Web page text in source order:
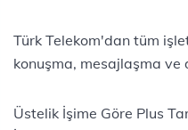
Türk Telekom'dan tüm
konuşma, mesajlaşma
Üstelik İşime Göre Plus